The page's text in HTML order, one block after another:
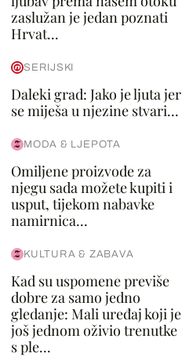
zaslužan je jedan poznati
Hrvat...
SERIJSKI
Daleki grad: Jako je ljuta jer
se miješa u njezine stvari...
MODA & LJEPOTA
Omiljene proizvode za
njegu sada možete kupiti i
usput, tijekom nabavke
namirnica...
KULTURA & ZABAVA
Kad su uspomene previše
dobre za samo jedno
gledanje: Mali uređaj koji je
još jednom oživio trenutke
s ple...